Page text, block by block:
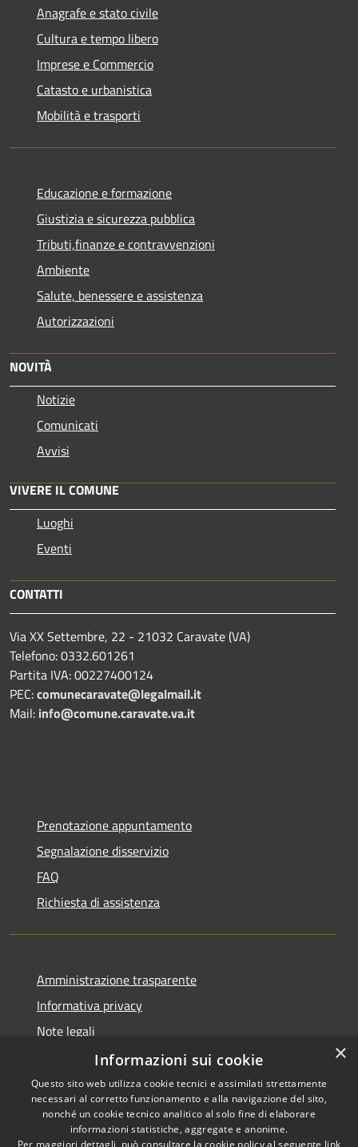
Anagrafe e stato civile
Cultura e tempo libero
Imprese e Commercio
Catasto e urbanistica
Mobilità e trasporti
Educazione e formazione
Giustizia e sicurezza pubblica
Tributi,finanze e contravvenzioni
Ambiente
Salute, benessere e assistenza
Autorizzazioni
NOVITÀ
Notizie
Comunicati
Avvisi
VIVERE IL COMUNE
Luoghi
Eventi
CONTATTI
Via XX Settembre, 22 - 21032 Caravate (VA)
Telefono: 0332.601261
Partita IVA: 00227400124
PEC:comunecaravate@legalmail.it
Mail: info@comune.caravate.va.it
Prenotazione appuntamento
Segnalazione disservizio
FAQ
Richiesta di assistenza
Amministrazione trasparente
Informativa privacy
Note legali
Dichiarazione di accessibilità
RSS
Copyright © 2026 • Comune di
×
Informazioni sui cookie
Questo sito web utilizza cookie tecnici e assimilati strettamente
necessari al corretto funzionamento e alla navigazione del sito,
nonché un cookie tecnico analitico al solo fine di elaborare
informazioni statistiche, aggregate e anonime.
Per maggiori dettagli, può consultare la cookie policy al seguente link